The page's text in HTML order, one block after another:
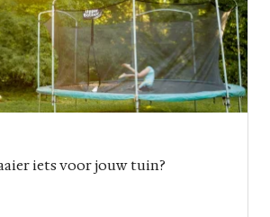
iets voor jouw tuin?